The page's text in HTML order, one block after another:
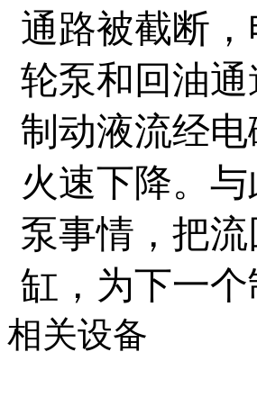
通路被截断
轮泵和回油
制动液流经
火速下降。
泵事情，把
缸，为下一
相关设备